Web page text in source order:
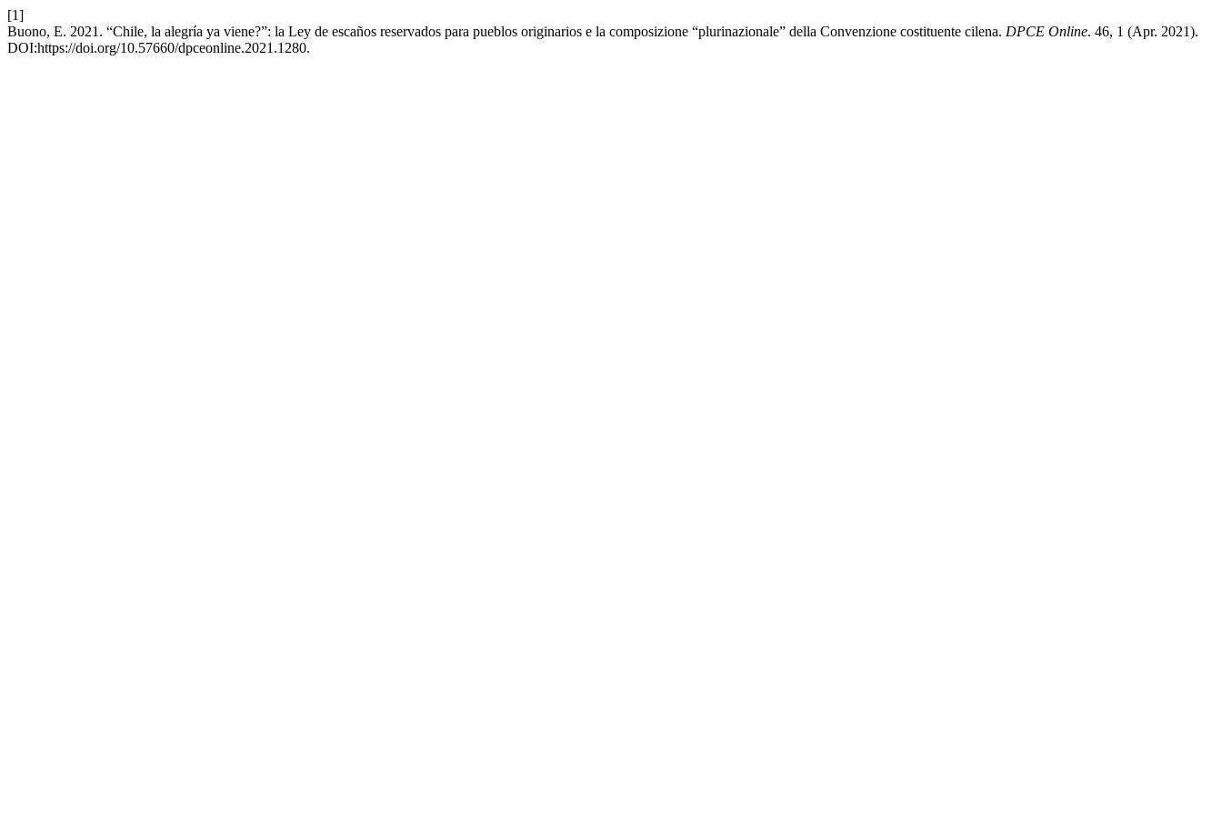
[1]
Buono, E. 2021. “Chile, la alegría ya viene?”: la Ley de escaños reservados para pueblos originarios e la composizione “plurinazionale” della Convenzione costituente cilena. DPCE Online. 46, 1 (Apr. 2021).
DOI:https://doi.org/10.57660/dpceonline.2021.1280.